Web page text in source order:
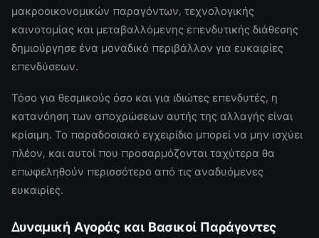
μακροοικονομικών παραγόντων, τεχνολογικής
καινοτομίας και μεταβαλλόμενης επενδυτικής διάθεσης
δημιούργησε ένα μοναδικό περιβάλλον για ευκαιρίες
επενδύσεων.
Τόσο για θεσμικούς όσο και για ιδιώτες επενδυτές, η
κατανόηση των αποχρώσεων αυτής της αλλαγής είναι
κρίσιμη. Το παραδοσιακό εγχειρίδιο μπορεί να μην ισχύει
πλέον, και αυτοί που προσαρμόζονται ταχύτερα θα
επωφεληθούν περισσότερο από τις αναδυόμενες
ευκαιρίες.
Δυναμική Αγοράς και Βασικοί Παράγοντες